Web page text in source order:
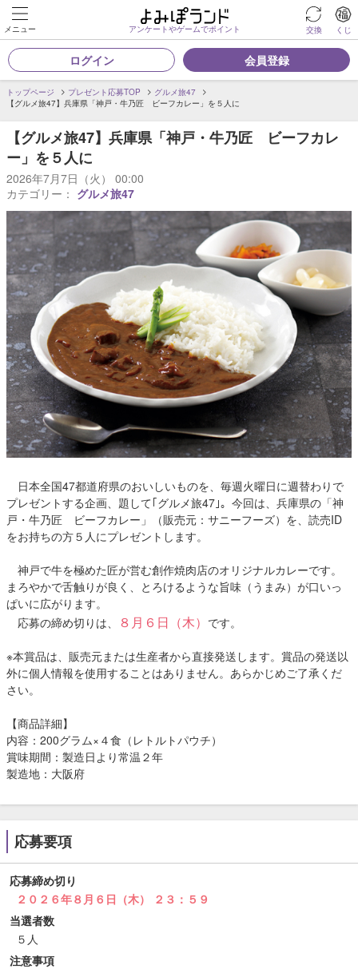
メニュー アンケートやゲームでポイント 交換 くじ
ログイン 会員登録
トップページ プレゼント応募TOP
グルメ旅47
【グルメ旅47】兵庫県「神戸・牛乃匠 ビーフカレー」を５人に
【グルメ旅47】兵庫県「神戸・牛乃匠 ビーフカレ
ー」を５人に
2026年7月7日（火） 00:00
カテゴリー： グルメ旅47
日本全国47都道府県のおいしいものを、毎週火曜日に週替わりで
プレゼントする企画、題して｢グルメ旅47｣。今回は、兵庫県の「神
戸・牛乃匠 ビーフカレー」（販売元：サニーフーズ）を、読売ID
をお持ちの方５人にプレゼントします。
神戸で牛を極めた匠が営む創作焼肉店のオリジナルカレーです。
まろやかで舌触りが良く、とろけるような旨味（うまみ）が口いっ
ぱいに広がります。
応募の締め切りは、
８月６日（木） です。
※本賞品は、販売元または生産者から直接発送します。賞品の発送以
外に個人情報を使用することはありません。あらかじめご了承くだ
さい。
【商品詳細】
内容：200グラム×４食（レトルトパウチ）
賞味期間：製造日より常温２年
製造地：大阪府
応募要項
応募締め切り
２０２６年８月６日（木） ２３：５９
当選者数
５人
注意事項